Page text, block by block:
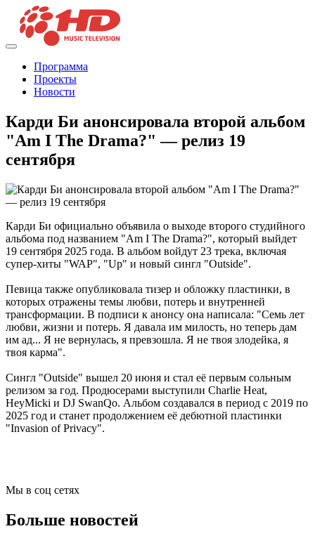
Программа
Проекты
Новости
Карди Би анонсировала второй альбом
"Am I The Drama?" — релиз 19
сентября
Карди Би официально объявила о выходе второго студийного
альбома под названием "Am I The Drama?", который выйдет
19 сентября 2025 года. В альбом войдут 23 трека, включая
супер-хиты "WAP", "Up" и новый сингл "Outside".
Певица также опубликовала тизер и обложку пластинки, в
которых отражены темы любви, потерь и внутренней
трансформации. В подписи к анонсу она написала: "Семь лет
любви, жизни и потерь. Я давала им милость, но теперь дам
им ад... Я не вернулась, я превзошла. Я не твоя злодейка, я
твоя карма".
Сингл "Outside" вышел 20 июня и стал её первым сольным
релизом за год. Продюсерами выступили Charlie Heat,
HeyMicki и DJ SwanQo. Альбом создавался в период с 2019 по
2025 год и станет продолжением её дебютной пластинки
"Invasion of Privacy".
Мы в соц сетях
Больше новостей